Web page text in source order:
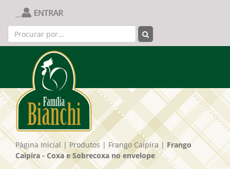
Página Inicial | Produtos | Frango Caipira | Frango
Caipira - Coxa e Sobrecoxa no envelope